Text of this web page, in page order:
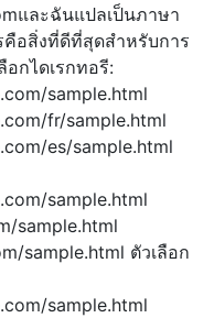
และฉันแปลเป็นภาษา
คือสิ่งที่ดีที่สุดสำหรับการ
อกไดเรกทอรี:
sample.html
fr/sample.html
es/sample.html
sample.html
sample.html
sample.html ตัวเลือก
sample.html